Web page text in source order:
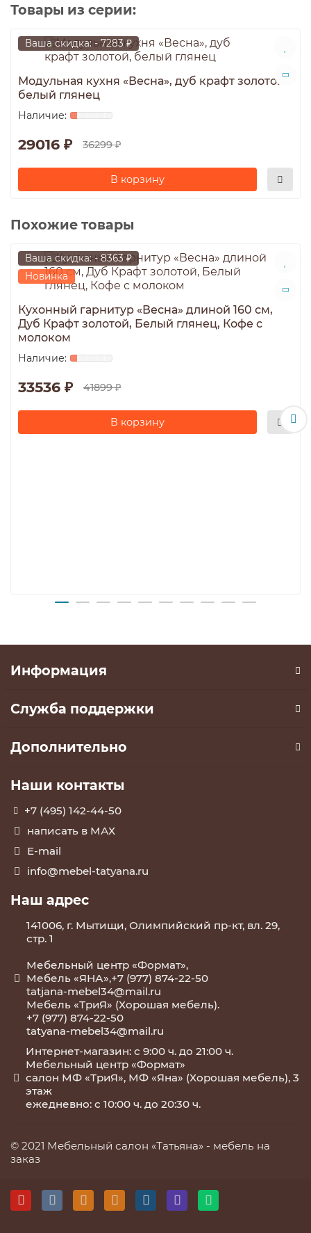
Товары из серии:
Ваша скидка: - 7283 ₽
Модульная кухня «Весна», дуб крафт золотой,
белый глянец
29016 ₽ 36299 ₽
В корзину
Похожие товары
Ваша скидка: - 8363 ₽
Новинка
Кухонный гарнитур «Весна» длиной 160 см,
Дуб Крафт золотой, Белый глянец, Кофе с
молоком
33536 ₽ 41899 ₽
В корзину
Информация
Служба поддержки
Дополнительно
Наши контакты
+7 (495) 142-44-50
написать в МАХ
E-mail
info@mebel-tatyana.ru
Наш адрес
141006, г. Мытищи, Олимпийский пр-кт, вл. 29,
стр. 1
Мебельный центр «Формат»,
Мебель «ЯНА»,+7 (977) 874-22-50
tatjana-mebel34@mail.ru
Мебель «ТриЯ» (Хорошая мебель).
+7 (977) 874-22-50
tatyana-mebel34@mail.ru
Интернет-магазин: с 9:00 ч. до 21:00 ч.
Мебельный центр «Формат»
салон МФ «ТриЯ», МФ «Яна» (Хорошая мебель), 3
этаж
ежедневно: с 10:00 ч. до 20:30 ч.
© 2021 Мебельный салон «Татьяна» - мебель на
заказ